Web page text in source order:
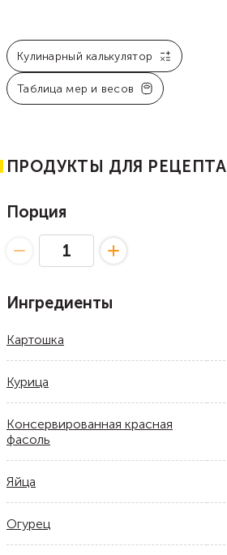
Кулинарный калькулятор
Таблица мер и весов
ПРОДУКТЫ ДЛЯ РЕЦЕПТА
Порция
Ингредиенты
Картошка
Курица
Консервированная красная
фасоль
Яйца
Огурец